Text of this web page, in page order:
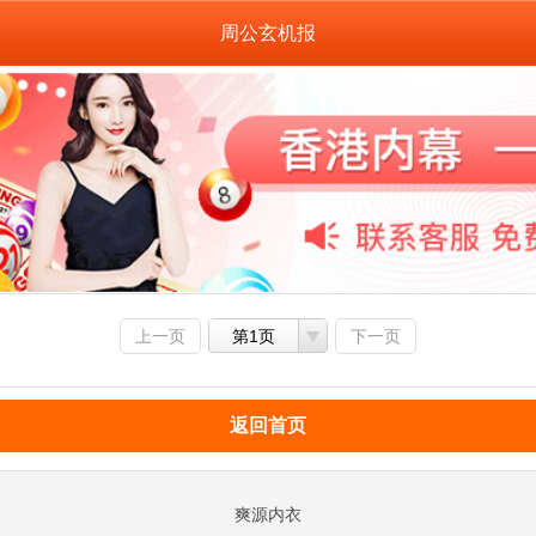
周公玄机报
上一页 第1页 下一页
返回首页
爽源内衣